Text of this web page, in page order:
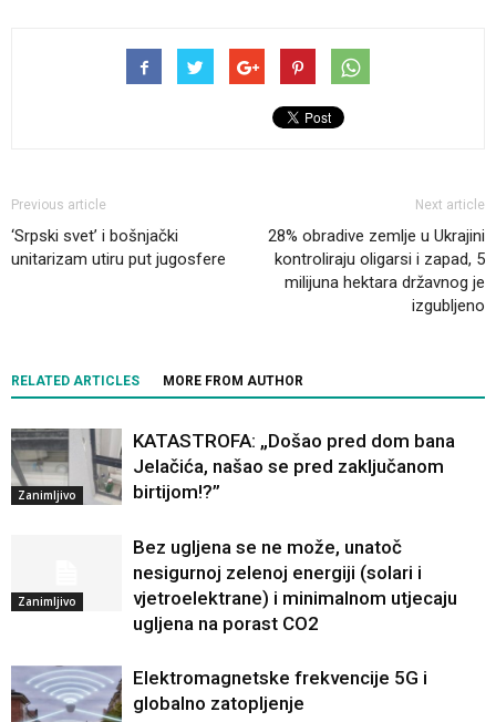
Previous article
‘Srpski svet’ i bošnjački
unitarizam utiru put jugosfere
Next article
28% obradive zemlje u Ukrajini
kontroliraju oligarsi i zapad, 5
milijuna hektara državnog je
izgubljeno
RELATED ARTICLES MORE FROM AUTHOR
Zanimljivo
KATASTROFA: „Došao pred dom bana
Jelačića, našao se pred zaključanom
birtijom!?”
Zanimljivo
Bez ugljena se ne može, unatoč
nesigurnoj zelenoj energiji (solari i
vjetroelektrane) i minimalnom utjecaju
ugljena na porast CO2
Elektromagnetske frekvencije 5G i
globalno zatopljenje